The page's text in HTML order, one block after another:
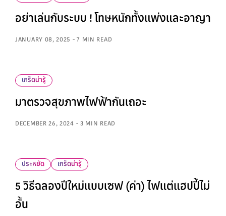
อย่าเล่นกับระบบ ! โทษหนักทั้งแพ่งและอาญา
JANUARY 08, 2025 - 7 MIN READ
เกร็ดน่ารู้
มาตรวจสุขภาพไฟฟ้ากันเถอะ
DECEMBER 26, 2024 - 3 MIN READ
ประหยัด เกร็ดน่ารู้
5 วิธีฉลองปีใหม่แบบเซฟ (ค่า) ไฟแต่แฮปปี้ไม่
อั้น